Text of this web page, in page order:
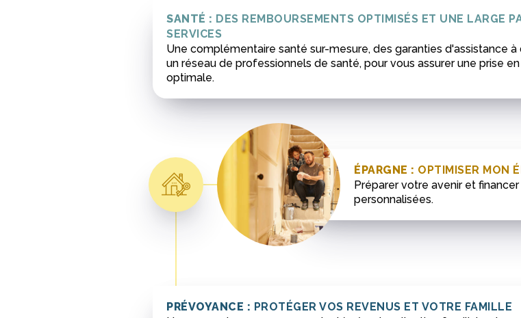
SANTÉ : DES REMBOURSEMENTS OPTIMISÉS ET UNE LARGE
SERVICES
Une complémentaire santé sur-mesure, des garanties d'assistance à
un réseau de professionnels de santé, pour vous assurer une prise
optimale.
ÉPARGNE : OPTIMISER MON
Préparer votre avenir et
personnalisées.
PRÉVOYANCE : PROTÉGER VOS REVENUS ET VOTRE FAMILLE